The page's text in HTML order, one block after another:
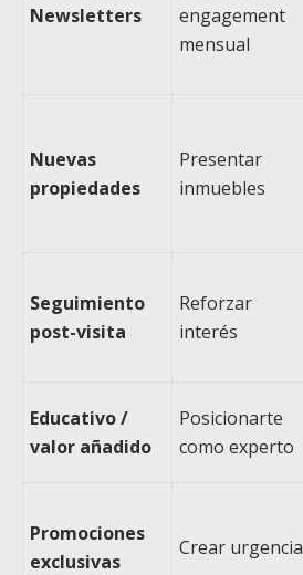
Newsletters
engagement
mensual
Nuevas
propiedades
Presentar
inmuebles
Seguimiento
post-visita
Reforzar
interés
Educativo /
valor añadido
Posicionarte
como experto
Promociones
exclusivas
Crear urgencia